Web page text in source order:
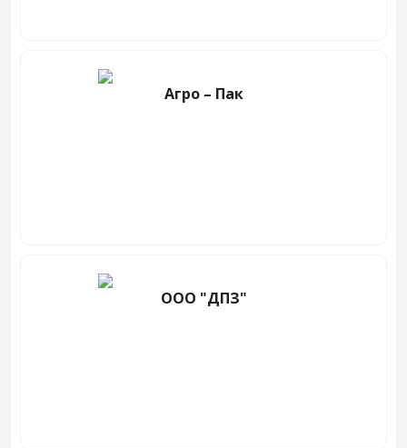
Агро – Пак
ООО "ДПЗ"